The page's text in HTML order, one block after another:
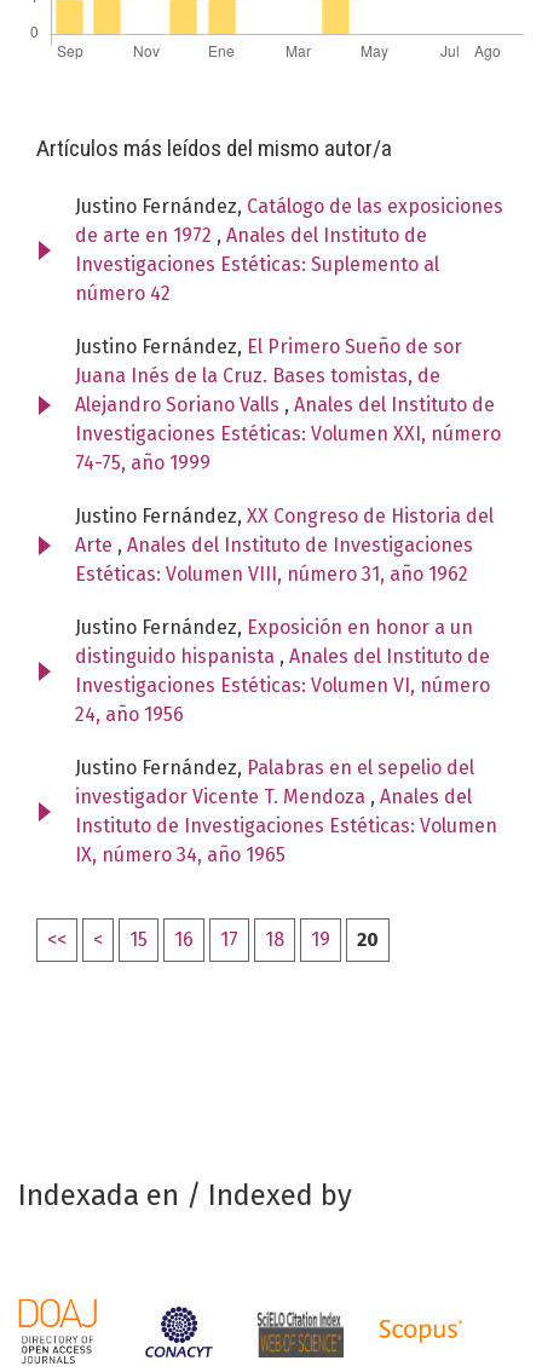
Artículos más leídos del mismo autor/a
Justino Fernández, Catálogo de las exposiciones
de arte en 1972 , Anales del Instituto de
Investigaciones Estéticas: Suplemento al
número 42
Justino Fernández, El Primero Sueño de sor
Juana Inés de la Cruz. Bases tomistas, de
Alejandro Soriano Valls , Anales del Instituto de
Investigaciones Estéticas: Volumen XXI, número
74-75, año 1999
Justino Fernández, XX Congreso de Historia del
Arte , Anales del Instituto de Investigaciones
Estéticas: Volumen VIII, número 31, año 1962
Justino Fernández, Exposición en honor a un
distinguido hispanista , Anales del Instituto de
Investigaciones Estéticas: Volumen VI, número
24, año 1956
Justino Fernández, Palabras en el sepelio del
investigador Vicente T. Mendoza , Anales del
Instituto de Investigaciones Estéticas: Volumen
IX, número 34, año 1965
<< < 15 16 17 18 19 20
Indexada en / Indexed by